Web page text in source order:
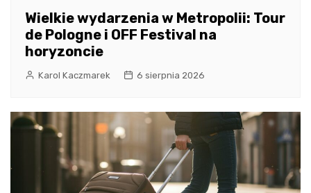
Wielkie wydarzenia w Metropolii: Tour
de Pologne i OFF Festival na
horyzoncie
Karol Kaczmarek 6 sierpnia 2026